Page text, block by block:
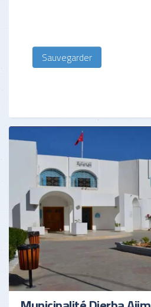
Sauvegarder